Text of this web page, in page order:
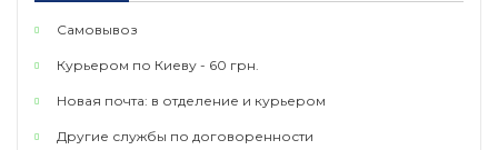
Самовывоз
Курьером по Киеву - 60 грн.
Новая почта: в отделение и курьером
Другие службы по договоренности